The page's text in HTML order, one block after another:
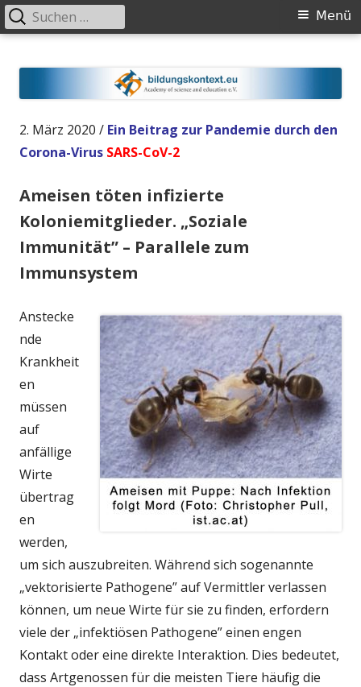
zum
Inhalt
Primäres
Menü
Suchen
nach:
2. März 2020 / Ein Beitrag zur Pandemie durch den
Corona-Virus SARS-CoV-2
Ameisen töten infizierte
Koloniemitglieder. „Soziale
Immunität” – Parallele zum
Immunsystem
Anstecke
nde
Krankheit
en
müssen
auf
anfällige
Wirte
übertrag
en
werden,
um sich auszubreiten. Während sich sogenannte
„vektorisierte Pathogene” auf Vermittler verlassen
können, um neue Wirte für sie zu finden, erfordern
viele der „infektiösen Pathogene” einen engen
Kontakt oder eine direkte Interaktion. Dies bedeutet,
dass Artgenossen für die meisten Tiere häufig die